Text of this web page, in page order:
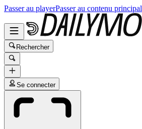
Passer au playerPasser au contenu principal
Rechercher
Se connecter